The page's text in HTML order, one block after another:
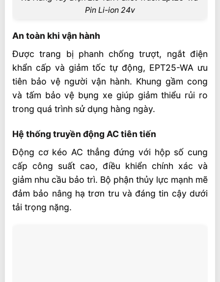
Pin Li-ion 24v
An toàn khi vận hành
Được trang bị phanh chống trượt, ngắt điện
khẩn cấp và giảm tốc tự động, EPT25-WA ưu
tiên bảo vệ người vận hành. Khung gầm cong
và tấm bảo vệ bụng xe giúp giảm thiểu rủi ro
trong quá trình sử dụng hàng ngày.
Hệ thống truyền động AC tiên tiến
Động cơ kéo AC thẳng đứng với hộp số cung
cấp công suất cao, điều khiển chính xác và
giảm nhu cầu bảo trì. Bộ phận thủy lực mạnh mẽ
đảm bảo nâng hạ trơn tru và đáng tin cậy dưới
tải trọng nặng.